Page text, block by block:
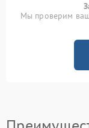
Мы проверим